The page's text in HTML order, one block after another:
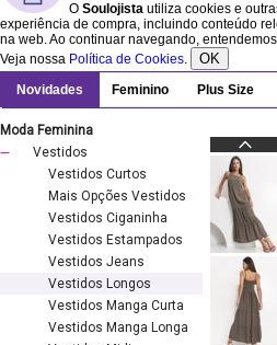
O Soulojista utiliza cookies e
experiência de compra, incluindo conteúdo
na web. Ao continuar navegando,
Veja nossa Política de Cookies. OK
Novidades Feminino Plus Size
Moda Feminina
Vestidos
Vestidos Curtos
Mais Opções Vestidos
Vestidos Ciganinha
Vestidos Estampados
Vestidos Jeans
Vestidos Longos
Vestidos Manga Curta
Vestidos Manga Longa